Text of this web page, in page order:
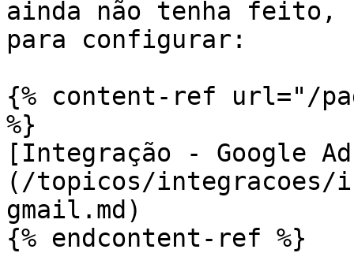
ainda não tenha
para configurar:
{% content-ref url="/
%}
[Integração - Google
(/topicos/integracoes/
gmail.md)
{% endcontent-ref %}